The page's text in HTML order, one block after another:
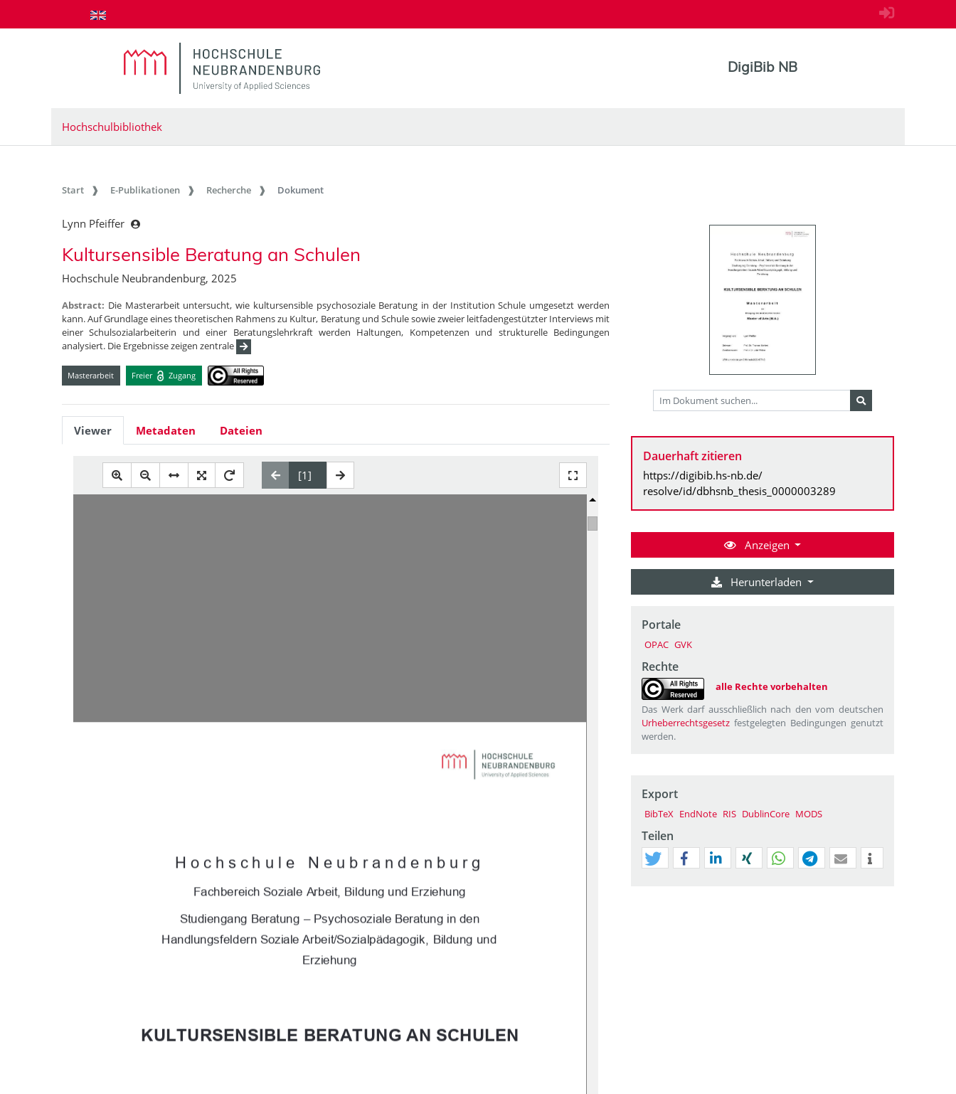
zum Inhalt springen
DigiBib NB
Hochschulbibliothek
Start E-Publikationen Recherche Dokument
Lynn Pfeiffer
Kultursensible Beratung an Schulen
Hochschule Neubrandenburg, 2025
Abstract: Die Masterarbeit untersucht, wie kultursensible psychosoziale Beratung in der Institution Schule umgesetzt werden
kann. Auf Grundlage eines theoretischen Rahmens zu Kultur, Beratung und Schule sowie zweier leitfadengestützter Interviews mit
einer Schulsozialarbeiterin und einer Beratungslehrkraft werden Haltungen, Kompetenzen und strukturelle Bedingungen
analysiert. Die Ergebnisse zeigen zentrale
Masterarbeit Freier Zugang
Viewer Metadaten Dateien
Hochschule Neubrandenburg
Fachbereich Soziale Arbeit, Bildung und Erziehung
Studiengang Beratung – Psychosoziale Beratung in den
Handlungsfeldern Soziale Arbeit/Sozialpädagogik,  Bildung und
Erziehung
KULTURSENSIBLE BERATUNG AN SCHULEN
Dauerhaft zitieren
https://digibib.hs-nb.de/
resolve/id/dbhsnb_thesis_0000003289
Anzeigen
Herunterladen
Portale
OPAC GVK
Rechte
alle Rechte vorbehalten
Das Werk darf ausschließlich nach den vom deutschen
Urheberrechtsgesetz festgelegten Bedingungen genutzt
werden.
Export
BibTeX EndNote RIS DublinCore MODS
Teilen